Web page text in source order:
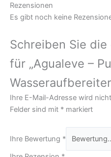
Rezensionen
Es gibt noch keine
Schreiben Sie
für „Agualeve –
Ihre E-Mail-Adresse wird
Felder sind mit * markiert
Ihre Bewertung *